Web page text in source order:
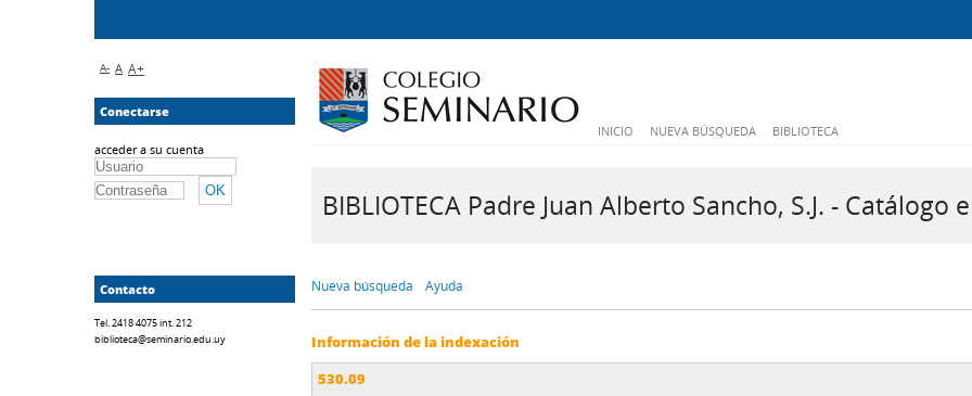
INICIO NUEVA BÚSQUEDA BIBLIOTECA
BIBLIOTECA Padre Juan Alberto Sancho, S.J. - Catálogo
Nueva búsqueda Ayuda
Información de la indexación
530.09
A- A A+
Conectarse
acceder a su cuenta
Contacto
Tel. 2418 4075 int. 212
biblioteca@seminario.edu.uy